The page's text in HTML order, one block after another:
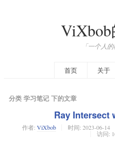
「一个人
首页 关于
分类 学习笔记 下的文章
Ray Intersect
作者: ViXbob 时间: 2023-06-14
访问: